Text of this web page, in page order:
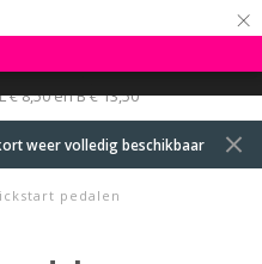
×
0
8,50 en B € 13,50
weer volledig beschikbaar
pedalen